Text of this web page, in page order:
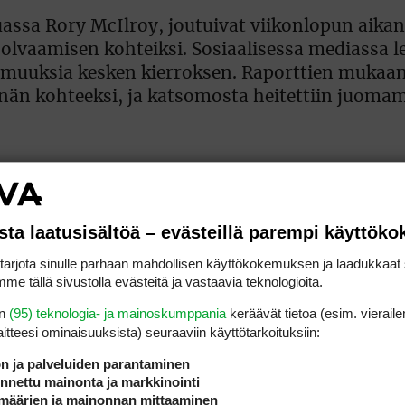
Rory McIlroy, joutuivat viikonlopun
kohteiksi. Sosiaalisessa mediassa
kesken kierroksen. Raporttien
kohteeksi, ja katsomosta heitettiin
vertaamalla niitä siihen, miten
Roomassa käydyssä Ryder Cupissa.
odottivat PGA of Americalta nopeampaa
anteeksi ja myönsi osan yleisön
palkintoseremoniassa Rea aiheutti
laatusisältöä – evästeillä parempi
sinulle parhaan mahdollisen käyttökokemuksen ja laadukkaat
tällä sivustolla evästeitä ja vastaavia teknologioita.
(95) teknologia- ja mainoskumppania keräävät tietoa (esim.
ominaisuuk­sista) seuraaviin käyttötarkoituksiin:
ja palveluiden parantaminen
mainonta ja markkinointi
ja mainonnan mittaaminen